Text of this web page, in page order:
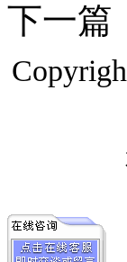
下一篇